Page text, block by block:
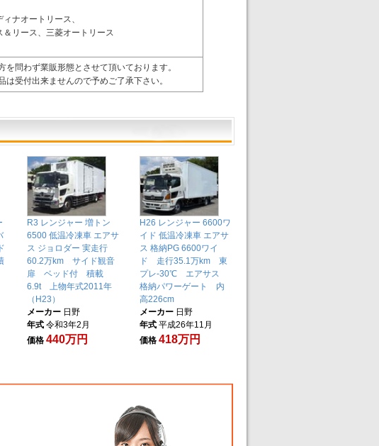
ナオートリース、
リース、三菱オートリース
問わず業販形態とさせて頂いております。
受付出来ませんので予めご了承下さい。
R3 レンジャー 増トン
6500 低温冷凍車 エアサ
ス ジョロダー 実走行
60.2万km サイド観音
扉 ベッド付 積載
6.9t 上物年式2011年
（H23）
メーカー 日野
年式 令和3年2月
価格 440万円
H26 レンジャー 6600ワ
イド 低温冷凍車 エアサ
ス 格納PG 6600ワイ
ド 走行35.1万km 東
プレ-30℃ エアサス
格納パワーゲート 内
高226cm
メーカー 日野
年式 平成26年11月
価格 418万円